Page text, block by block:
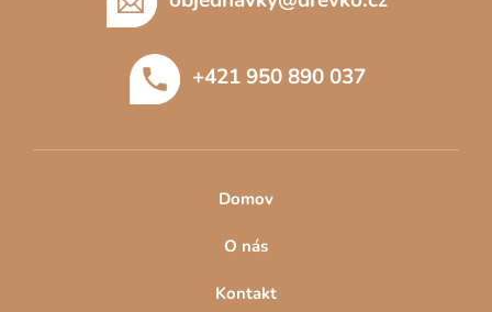
+421 950 890 037
Domov
O nás
Kontakt